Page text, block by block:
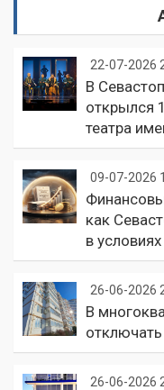
22-07-2026
В
открылся
театра
09-07-2026
как
в
26-06-2026
В
26-06-2026